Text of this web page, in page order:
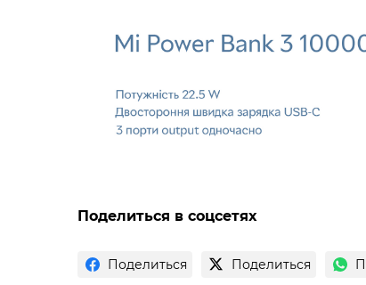
Поделиться в соцсетях
Поделиться Поделиться